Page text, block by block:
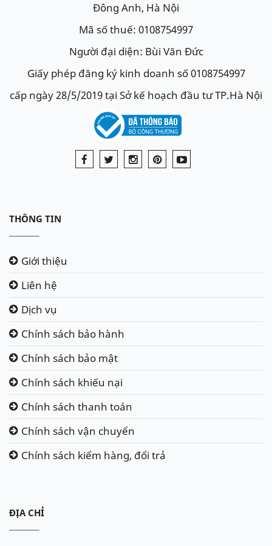
Đông Anh, Hà Nội
Mã số thuế: 0108754997
Người đại diện: Bùi Văn Đức
Giấy phép đăng ký kinh doanh số 0108754997
cấp ngày 28/5/2019 tại Sở kế hoạch đầu tư TP.Hà Nội
THÔNG TIN
Giới thiệu
Liên hệ
Dịch vụ
Chính sách bảo hành
Chính sách bảo mật
Chính sách khiếu nại
Chính sách thanh toán
Chính sách vận chuyển
Chính sách kiểm hàng, đổi trả
ĐỊA CHỈ